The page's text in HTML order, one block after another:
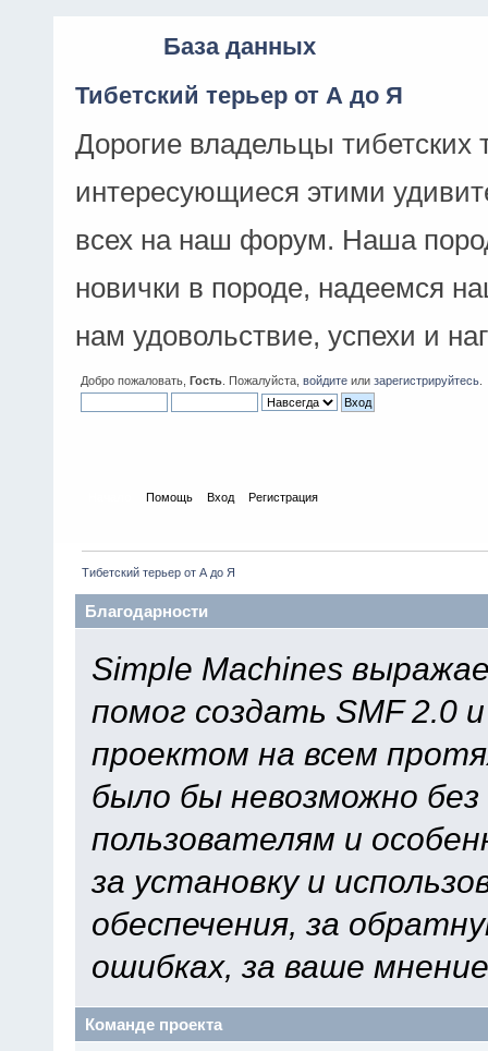
База данных
Тибетский терьер от А до Я
Дорогие владельцы
интересующиеся этими
всех на наш форум. Наша
новички в породе, надеемся
нам удовольствие, успехи и
Добро пожаловать, Гость . Пожалуйста, войдите или зарегистрируйтесь
Помощь Вход Регистрация
Тибетский терьер от А до Я
Благодарности
Simple Machines
помог создать SMF 2.0
проектом на всем
было бы невозможно
пользователям и
за установку и
обеспечения, за
ошибках, за ваше
Команде проекта